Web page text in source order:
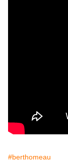
#berthomeau